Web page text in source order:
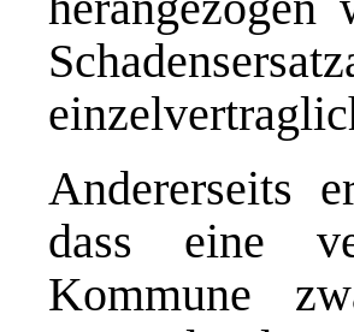
Andererseits
dass eine
Kommune